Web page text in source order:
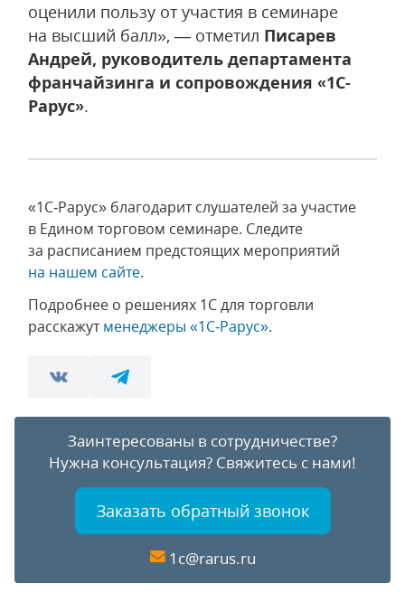
оценили пользу от участия в семинаре
на высший балл», — отметил Писарев
Андрей, руководитель департамента
франчайзинга и сопровождения «1С-
Рарус».
«1С‑Рарус» благодарит слушателей за участие
в Едином торговом семинаре. Следите
за расписанием предстоящих мероприятий
на нашем сайте.
Подробнее о решениях 1С для торговли
расскажутменеджеры «1С‑Рарус».
Заинтересованы в сотрудничестве?
Нужна консультация? Свяжитесь с нами!
Заказать обратный звонок
1c@rarus.ru